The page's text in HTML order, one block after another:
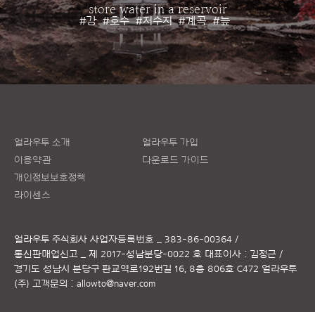
store water in a reservoir
#강 #호수 #저수지 #계곡 #늪
얼라우투 소개
이용약관
개인정보보호정책
라이센스
얼라우투 가입
다운로드 가이드
얼라우투 주식회사 사업자등록번호 _ 383-86-00364 /
통신판매업신고 _ 제 2017-성남분당-0022 호 대표이사 : 김정근 /
경기도 성남시 분당구 판교역로192번길 16, 8층 806호 C472 얼라우투
(주) 고객문의 : allowto@naver.com